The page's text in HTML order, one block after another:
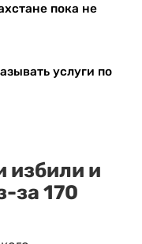
пока не
услуги по
избили и
за 170